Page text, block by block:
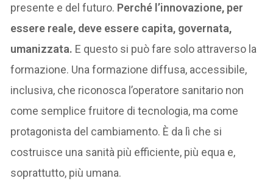
presente e del futuro. Perché l’innovazione, per
essere reale, deve essere capita, governata,
umanizzata. E questo si può fare solo attraverso la
formazione. Una formazione diffusa, accessibile,
inclusiva, che riconosca l’operatore sanitario non
come semplice fruitore di tecnologia, ma come
protagonista del cambiamento. È da lì che si
costruisce una sanità più efficiente, più equa e,
soprattutto, più umana.